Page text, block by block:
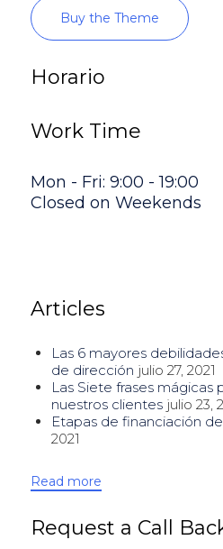
Buy the Theme
Horario
Work Time
Mon - Fri: 9:00 - 19:00
Closed on Weekends
Articles
Las 6 mayores
de dirección julio 27, 2021
Las Siete frases mágicas
nuestros clientes julio 23,
Etapas de financiación
2021
Read more
Request a Call